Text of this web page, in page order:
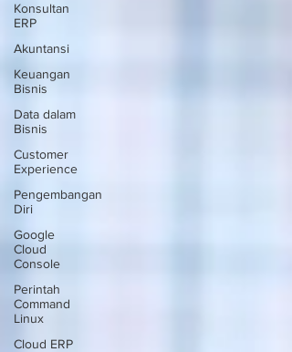
Konsultan
ERP
Akuntansi
Keuangan
Bisnis
Data dalam
Bisnis
Customer
Experience
Pengembangan
Diri
Google
Cloud
Console
Perintah
Command
Linux
Cloud ERP